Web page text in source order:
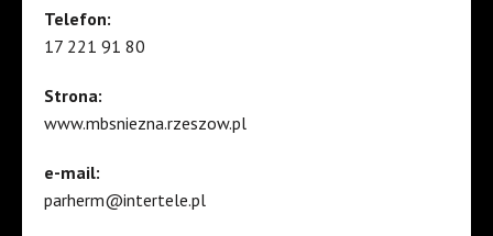
Telefon:
17 221 91 80
Strona:
www.mbsniezna.rzeszow.pl
e-mail:
parherm@intertele.pl